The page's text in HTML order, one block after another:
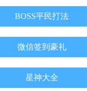
BOSS平民打法
微信签到豪礼
星神大全